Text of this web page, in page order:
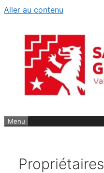
Aller au contenu
Menu